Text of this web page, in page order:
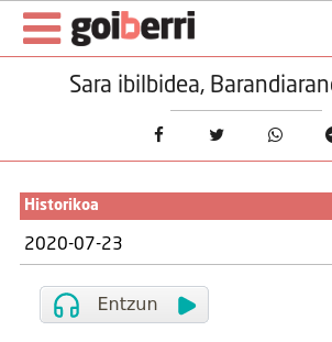
Sara ibilbidea,
Historikoa
2020-07-23